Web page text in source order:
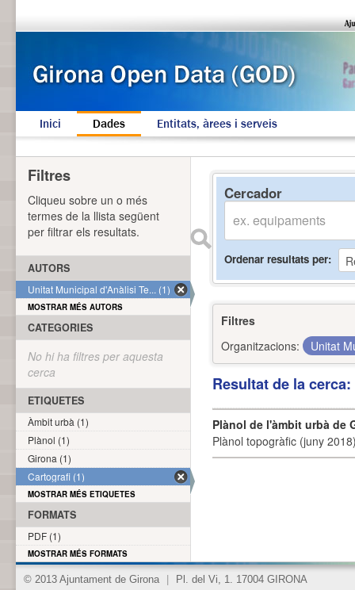
Inici Dades Entitats, àrees i serveis
Cercador
Ordenar resultats per
Filtres
Organitzacions:
Unitat
Resultat de la
Plànol de l'àmbit urbà de
Plànol topogràfic (juny
Filtres
Cliqueu sobre un o més
termes de la llista següent
per filtrar els resultats.
AUTORS
Unitat Municipal d'Anàlisi Te... (1)
MOSTRAR MÉS AUTORS
CATEGORIES
No hi ha filtres per aquesta
cerca
ETIQUETES
Àmbit urbà (1)
Plànol (1)
Girona (1)
Cartografi (1)
MOSTRAR MÉS ETIQUETES
FORMATS
PDF (1)
MOSTRAR MÉS FORMATS
© 2013 Ajuntament de Girona Pl. del Vi, 1. 17004 GIRONA